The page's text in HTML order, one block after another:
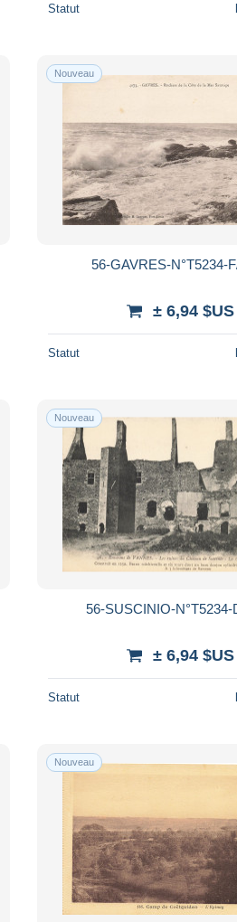
Statut
Nouveau
56-GAVRES-N°T5234-
± 6,94 $US
Statut
Nouveau
56-SUSCINIO-N°T5234-
± 6,94 $US
Statut
Nouveau